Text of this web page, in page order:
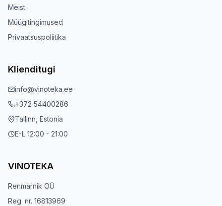
Meist
Müügitingimused
Privaatsuspoliitika
Klienditugi
info@vinoteka.ee
+372 54400286
Tallinn, Estonia
E-L 12:00 - 21:00
VINOTEKA
Renmarnik OÜ
Reg. nr. 16813969